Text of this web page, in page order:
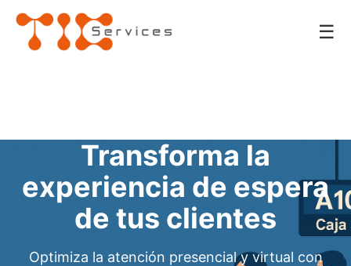
☰
Transforma la
experiencia de espera
de tus clientes
Optimiza la atención presencial y virtual con